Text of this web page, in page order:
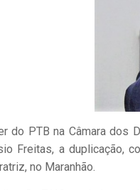
do PTB na Câmara dos
Freitas, a duplicação,
no Maranhão.